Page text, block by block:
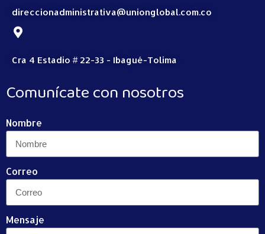
direccionadministrativa@unionglobal.com.co
Cra 4 Estadio # 22-33 - Ibagué-Tolima
Comunícate con nosotros
Nombre
Correo
Mensaje